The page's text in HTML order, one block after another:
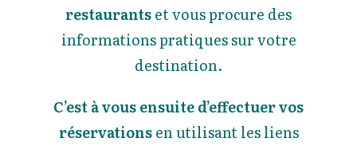
restaurantset vous procure des
informations pratiques sur votre
destination.
C’està vous ensuite d’effectuer vos
réservationsen utilisant les liens